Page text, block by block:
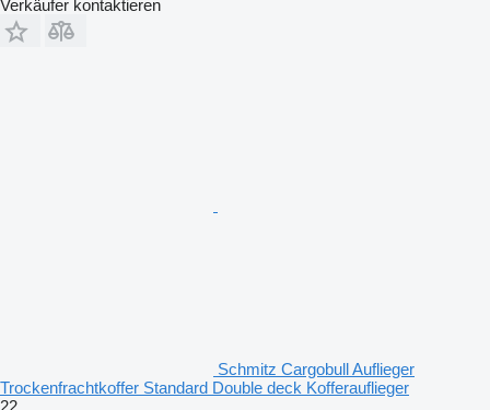
Verkäufer kontaktieren
Schmitz Cargobull Auflieger
Trockenfrachtkoffer Standard Double deck Kofferauflieger
22